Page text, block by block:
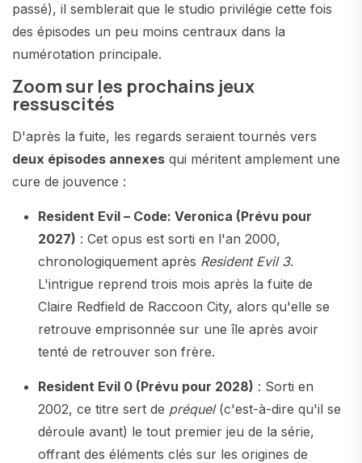
passé), il semblerait que le studio privilégie cette fois
des épisodes un peu moins centraux dans la
numérotation principale.
Zoom sur les prochains jeux
ressuscités
D'après la fuite, les regards seraient tournés vers
deux épisodes annexes qui méritent amplement une
cure de jouvence :
Resident Evil – Code: Veronica (Prévu pour
2027) : Cet opus est sorti en l'an 2000,
chronologiquement après Resident Evil 3.
L'intrigue reprend trois mois après la fuite de
Claire Redfield de Raccoon City, alors qu'elle se
retrouve emprisonnée sur une île après avoir
tenté de retrouver son frère.
Resident Evil 0 (Prévu pour 2028) : Sorti en
2002, ce titre sert de préquel(c'est-à-dire qu'il se
déroule avant) le tout premier jeu de la série,
offrant des éléments clés sur les origines de